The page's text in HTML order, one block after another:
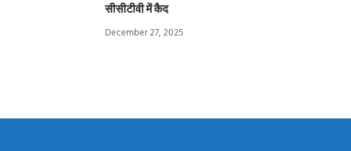
सीसीटीवी में कैद
December 27, 2025